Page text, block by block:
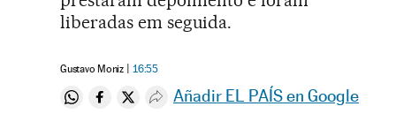
liberadas em seguida.
Gustavo Moniz 16:55
Compartir en Whatsapp
Compartir en Facebook
Compartir en Twitter
Desplegar Redes Sociales
Añadir EL PAÍS en Google